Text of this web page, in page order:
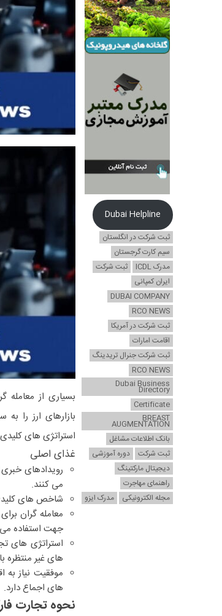
بسیاری از معامله
بازارهای ارز را
استراتژی های
غذای اصلی
رویدادهای
می کنند.
شاخص های
معامله گران
جهت استفاده
استراتژی های
های غیر منتظره
موفقیت نیاز
های اجماع دارد.
نحوه تجارت
Dubai Helpline
ثبت شرکت در انگلستان
سیم کارت گرجستان
مدرک ICDL
ثبت شرکت
ایران کمپانی
DUBAI COMPANY
RCO NEWS
ثبت شرکت در آمریکا
اقامت امارات
ثبت شرکت جنرال تریدینگ
RCO NEWS
Dubai Business
Directory
Certificate
BREAST
AUGMENTATION
بانک اطلاعات مشاغل
ثبت شرکت
دوره آموزشی
دیجیتال مارکتینگ
راهنمای مهاجرت
مجله الکترونیکی
مدرک ایزو